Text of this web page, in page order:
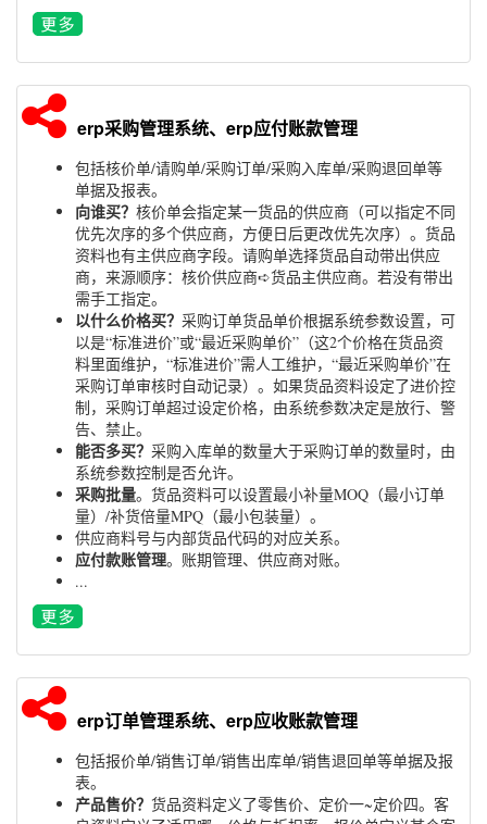
erp采购管理系统、erp应付账款管理
包括核价单/请购单/采购订单/采购入库单/采购退回单等
单据及报表。
向谁买？ 核价单会指定某一货品的供应商（可以指定不同
优先次序的多个供应商，方便日后更改优先次序）。货品
资料也有主供应商字段。请购单选择货品自动带出供应
商，来源顺序：核价供应商➪货品主供应商。若没有带出
需手工指定。
以什么价格买？ 采购订单货品单价根据系统参数设置，可
以是“标准进价”或“最近采购单价”（这2个价格在货品资
料里面维护，“标准进价”需人工维护，“最近采购单价”在
采购订单审核时自动记录）。如果货品资料设定了进价控
制，采购订单超过设定价格，由系统参数决定是放行、警
告、禁止。
能否多买？ 采购入库单的数量大于采购订单的数量时，由
系统参数控制是否允许。
采购批量。货品资料可以设置最小补量MOQ（最小订单
量）/补货倍量MPQ（最小包装量）。
供应商料号与内部货品代码的对应关系。
应付款账管理。账期管理、供应商对账。
...
erp订单管理系统、erp应收账款管理
包括报价单/销售订单/销售出库单/销售退回单等单据及报
表。
产品售价？ 货品资料定义了零售价、定价一~定价四。客